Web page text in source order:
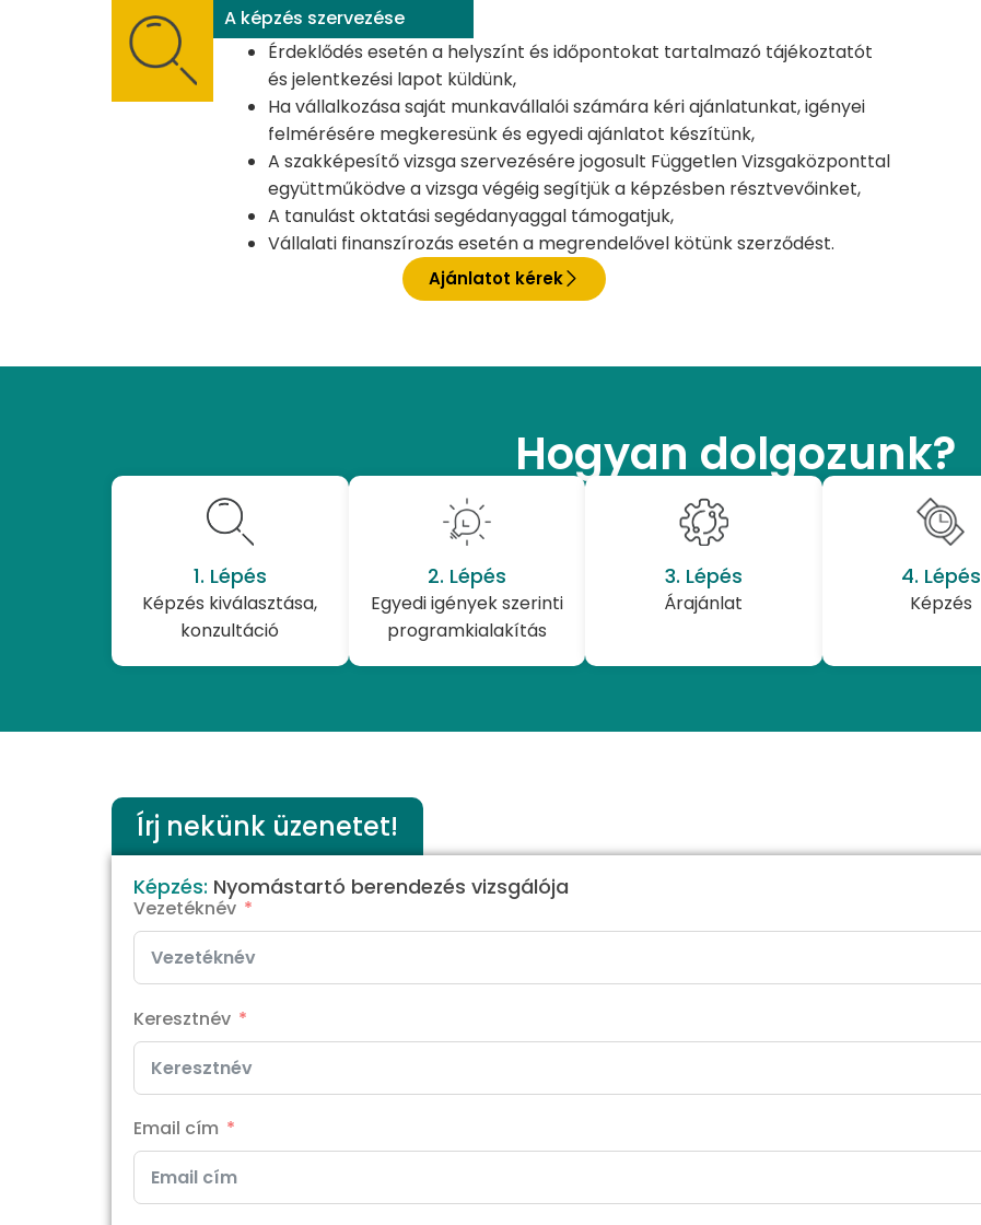
A képzés szervezése
Érdeklődés esetén a helyszínt és időpontokat tartalmazó tájékoztatót
és jelentkezési lapot küldünk,
Ha vállalkozása saját munkavállalói számára kéri ajánlatunkat, igényei
felmérésére megkeresünk és egyedi ajánlatot készítünk,
A szakképesítő vizsga szervezésére jogosult Független Vizsgaközponttal
együttműködve a vizsga végéig segítjük a képzésben résztvevőinket,
A tanulást oktatási segédanyaggal támogatjuk,
Vállalati finanszírozás esetén a megrendelővel kötünk szerződést.
Ajánlatot kérek
Hogyan dolgozunk?
1. Lépés
Képzés kiválasztása,
konzultáció
2. Lépés
Egyedi igények szerinti
programkialakítás
3. Lépés
Árajánlat
4. Lépés
Képzés
Írj nekünk üzenetet!
Képzés: Nyomástartó berendezés vizsgálója
Vezetéknév
Keresztnév
Email cím